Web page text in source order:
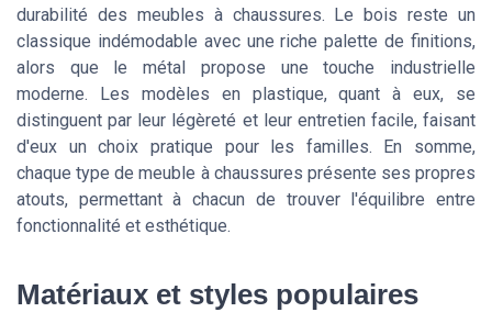
durabilité des meubles à chaussures. Le bois reste un
classique indémodable avec une riche palette de finitions,
alors que le métal propose une touche industrielle
moderne. Les modèles en plastique, quant à eux, se
distinguent par leur légèreté et leur entretien facile, faisant
d'eux un choix pratique pour les familles. En somme,
chaque type de meuble à chaussures présente ses propres
atouts, permettant à chacun de trouver l'équilibre entre
fonctionnalité et esthétique.
Matériaux et styles populaires